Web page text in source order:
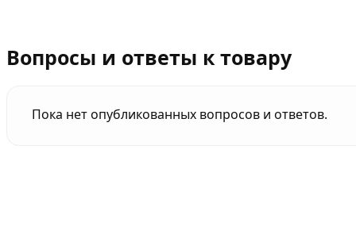
Вопросы и ответы к товару
Пока нет опубликованных вопросов и ответов.